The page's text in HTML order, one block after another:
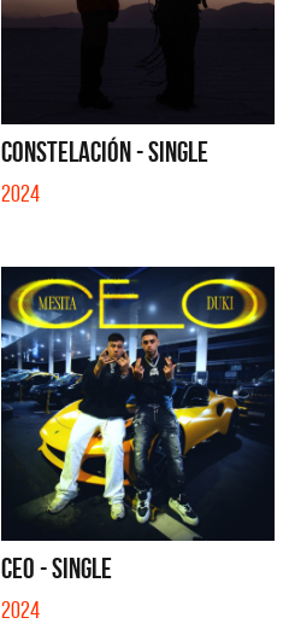
CONSTELACIÓN - SINGLE
2024
CEO - SINGLE
2024